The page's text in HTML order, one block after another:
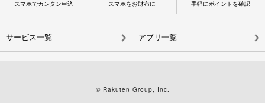
スマホでカンタン申込 スマホをお財布に 手軽にポイントを確認
サービス一覧 アプリ一覧
© Rakuten Group, Inc.